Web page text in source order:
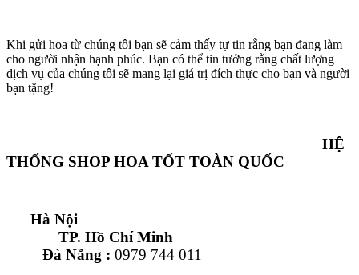
Khi gửi hoa từ chúng tôi bạn sẽ cảm thấy tự tin rằng bạn đang làm
cho người nhận hạnh phúc. Bạn có thể tin tưởng rằng chất lượng
dịch vụ của chúng tôi sẽ mang lại giá trị đích thực cho bạn và người
bạn tặng!
HỆ
THỐNG SHOP HOA TỐT TOÀN QUỐC
Hà Nội
TP. Hồ Chí Minh
Đà Nẵng : 0979 744 011